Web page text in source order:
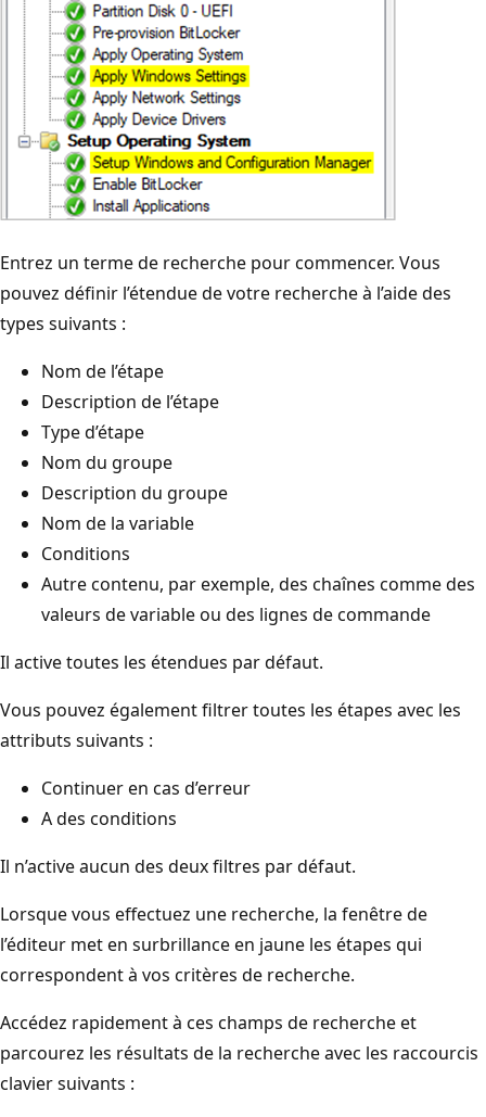
Entrez un terme de recherche pour commencer. Vous
pouvez définir l’étendue de votre recherche à l’aide des
types suivants :
Nom de l’étape
Description de l’étape
Type d’étape
Nom du groupe
Description du groupe
Nom de la variable
Conditions
Autre contenu, par exemple, des chaînes comme des
valeurs de variable ou des lignes de commande
Il active toutes les étendues par défaut.
Vous pouvez également filtrer toutes les étapes avec les
attributs suivants :
Continuer en cas d’erreur
A des conditions
Il n’active aucun des deux filtres par défaut.
Lorsque vous effectuez une recherche, la fenêtre de
l’éditeur met en surbrillance en jaune les étapes qui
correspondent à vos critères de recherche.
Accédez rapidement à ces champs de recherche et
parcourez les résultats de la recherche avec les raccourcis
clavier suivants :